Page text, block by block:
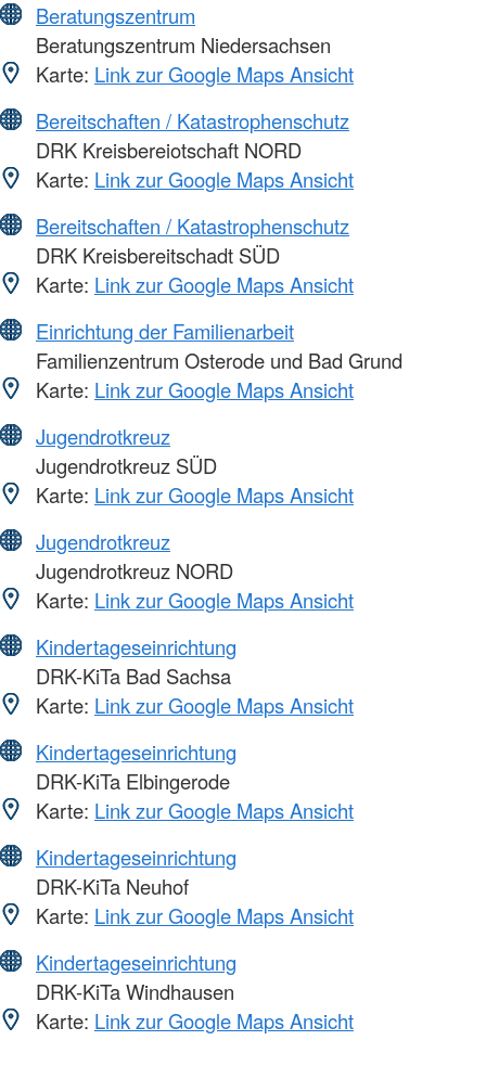
Beratungszentrum
Beratungszentrum Niedersachsen
Karte: Link zur Google Maps Ansicht
Bereitschaften / Katastrophenschutz
DRK Kreisbereiotschaft NORD
Karte: Link zur Google Maps Ansicht
Bereitschaften / Katastrophenschutz
DRK Kreisbereitschadt SÜD
Karte: Link zur Google Maps Ansicht
Einrichtung der Familienarbeit
Familienzentrum Osterode und Bad Grund
Karte: Link zur Google Maps Ansicht
Jugendrotkreuz
Jugendrotkreuz SÜD
Karte: Link zur Google Maps Ansicht
Jugendrotkreuz
Jugendrotkreuz NORD
Karte: Link zur Google Maps Ansicht
Kindertageseinrichtung
DRK-KiTa Bad Sachsa
Karte: Link zur Google Maps Ansicht
Kindertageseinrichtung
DRK-KiTa Elbingerode
Karte: Link zur Google Maps Ansicht
Kindertageseinrichtung
DRK-KiTa Neuhof
Karte: Link zur Google Maps Ansicht
Kindertageseinrichtung
DRK-KiTa Windhausen
Karte: Link zur Google Maps Ansicht